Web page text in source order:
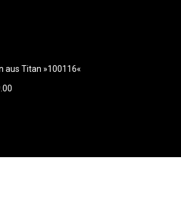
aus Titan »100116«